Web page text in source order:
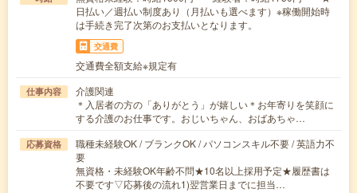
日払い／週払い制度あり（月払いも選べます）※稼働開始時
は手続き完了次第のお支払いとなります。
交通費
交通費全額支給※規定有
仕事内容
介護関連
＊入居者の方の「ありがとう」が嬉しい＊お年寄りを笑顔に
する介護のお仕事です。おじいちゃん、おばあちゃ…
応募資格
職種未経験OK / ブランクOK / パソコンスキル不要 / 英語力不
要
無資格・未経験OK年齢不問★10名以上採用予定★履歴書は
不要です▽応募後の流れ1)翌営業日までに担当…